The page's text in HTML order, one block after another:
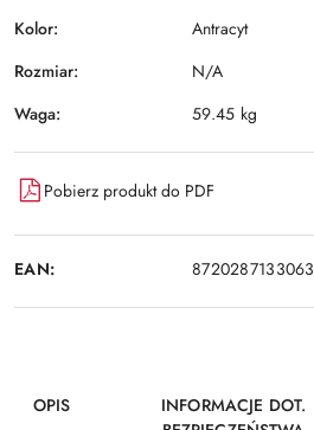
Kolor:
Antracyt
Rozmiar:
N/A
Waga:
59.45 kg
Pobierz produkt do PDF
EAN: 8720287133063
OPIS
INFORMACJE DOT.